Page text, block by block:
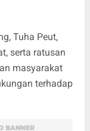
Tuha Peut,
serta ratusan
masyarakat
terhadap